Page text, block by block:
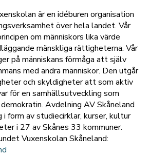
är en idéburen organisation
över hela landet. Vår
om människors lika värde
mänskliga rättigheterna. Vår
på människans förmåga att själv
med andra människor. Den utgår
och skyldigheter att som aktiv
för en samhällsutveckling som
Avdelning AV Skåneland
form av studiecirklar, kurser, kultur
i 27 av Skånes 33 kommuner.
Vuxenskolan Skåneland: